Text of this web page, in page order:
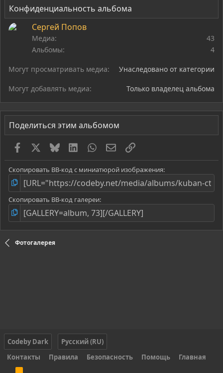
Конфиденциальность альбома
Сергей Попов
Медиа
43
Альбомы
4
Могут просматривать медиа Унаследовано от категории
Могут добавлять медиа Только владелец альбома
Поделиться этим альбомом
FacebookBlueskyLinkedInWhatsApp
Электронная почта
Ссылка
Скопировать BB-код с миниатюрой изображения
Скопировать BB-код галереи
Фотогалерея
Codeby Dark
Русский (RU)
Контакты
Правила Безопасность Помощь Главная